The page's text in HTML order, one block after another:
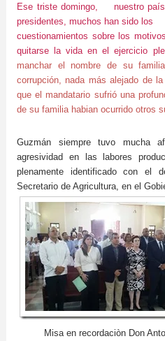
Ese triste domingo, nuestro país
presidentes, muchos han sido los
cuestionamientos sobre los
quitarse la vida en el ejercicio
manchar el nombre de su
corrupción, nada más alejado de
que el mandatario sufrió una
de su familia habian ocurrido otros
Guzmán siempre tuvo mucha
agresividad en las labores
plenamente identificado con el
Secretario de Agricultura, en el
Misa en recordaciòn Don